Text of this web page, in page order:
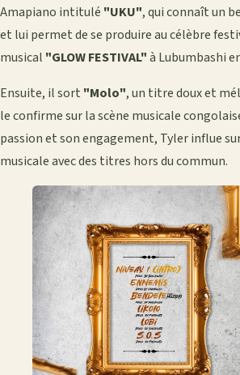
Amapiano intitulé "UKU", qui connaît un
et lui permet de se produire au célèbre
musical "GLOW FESTIVAL"à Lubumbashi
Ensuite, il sort "Molo", un titre doux et
le confirme sur la scène musicale
passion et son engagement, Tyler influe
musicale avec des titres hors du commun.